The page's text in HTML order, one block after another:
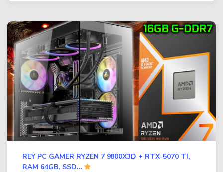
REY PC GAMER RYZEN 7 9800X3D + RTX-5070 TI,
RAM 64GB, SSD...